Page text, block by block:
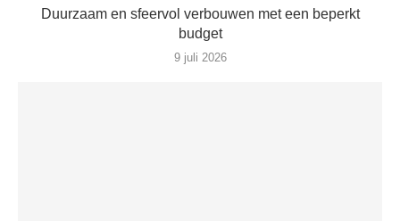
Duurzaam en sfeervol verbouwen met een beperkt
budget
9 juli 2026